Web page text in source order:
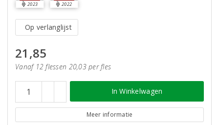
2023 2022
Op verlanglijst
21,85
Vanaf 12 flessen 20,03 per fles
In Winkelwagen
Meer informatie